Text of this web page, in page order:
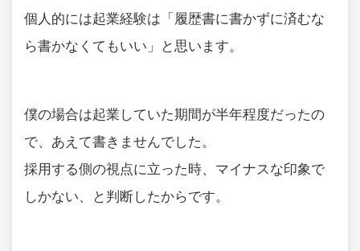
個人的には起業経験は「履歴書に書かずに済むな
ら書かなくてもいい」と思います。
僕の場合は起業していた期間が半年程度だったの
で、あえて書きませんでした。
採用する側の視点に立った時、マイナスな印象で
しかない、と判断したからです。